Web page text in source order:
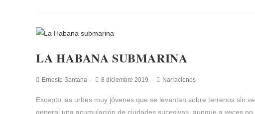
LA HABANA SUBMARINA
Ernesto Santana 8 diciembre 2019 Narraciones
Excepto las urbes muy jóvenes que se levantan sobre terrenos sin
general una acumulación de ciudades sucesivas, aunque a veces